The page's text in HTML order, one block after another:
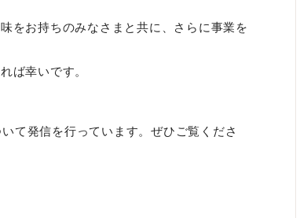
をお持ちのみなさまと共に、さらに事業を
ば幸いです。
て発信を行っています。ぜひご覧くださ